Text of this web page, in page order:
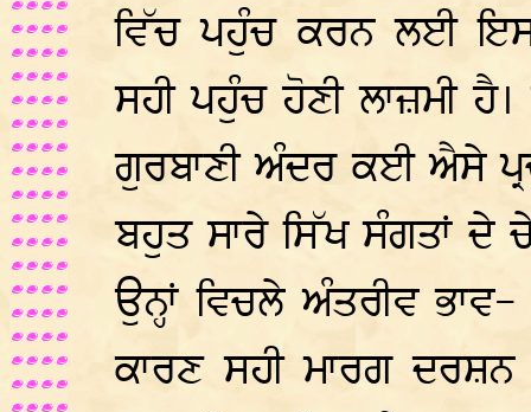
ਵਿੱਚ ਪਹੁੰਚ ਕਰਨ ਲਈ
ਸਹੀ ਪਹੁੰਚ ਹੋਣੀ ਲਾਜ਼ਮੀ
ਗੁਰਬਾਣੀ ਅੰਦਰ ਕਈ ਐਸੇ
ਬਹੁਤ ਸਾਰੇ ਸਿੱਖ ਸੰਗਤਾਂ ਦੇ
ਉਨ੍ਹਾਂ ਵਿਚਲੇ ਅੰਤਰੀਵ
ਕਾਰਣ ਸਹੀ ਮਾਰਗ